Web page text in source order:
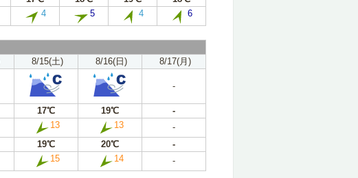
4 5 4 6
8/15(土) 8/16(日) 8/17(月)
-
17℃ 19℃
-
13 13 -
19℃ 20℃
-
15 14 -